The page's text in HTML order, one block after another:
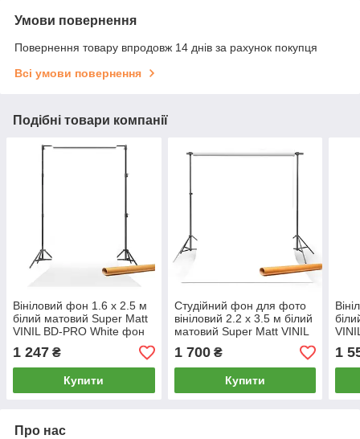
Умови повернення
Повернення товару впродовж 14 днів за рахунок покупця
Всі умови повернення
Подібні товари компанії
Вініловий фон 1.6 х 2.5 м
білий матовий Super Matt
VINIL BD-PRO White фон
для фото / на картонній
трубі
1 247 ₴
Купити
Студійний фон для фото
вініловий 2.2 х 3.5 м білий
матовий Super Matt VINIL
BD-PRO White / на
картонній трубі
1 700₴
Купити
для
1
Про нас